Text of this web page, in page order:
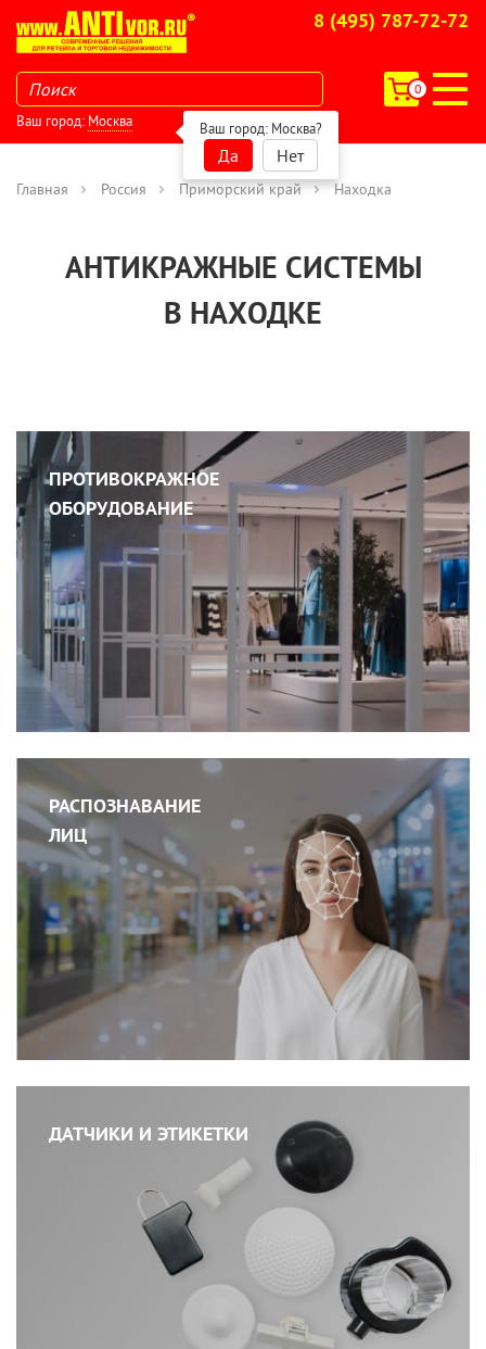
8 (495) 787-72-72
0
Ваш город: Москва Ваш город: Москва?
Да Нет
Главная Россия Приморский край Находка
АНТИКРАЖНЫЕ СИСТЕМЫ
В НАХОДКЕ
ПРОТИВОКРАЖНОЕ
ОБОРУДОВАНИЕ
РАСПОЗНАВАНИЕ
ЛИЦ
ДАТЧИКИ И ЭТИКЕТКИ